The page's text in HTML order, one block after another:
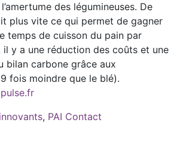
des légumineuses. De
plus vite ce qui permet de gagner
temps de cuisson du pain par
il y a une réduction des coûts et une
bilan carbone grâce aux
fois moindre que le blé).
, PAI Contact